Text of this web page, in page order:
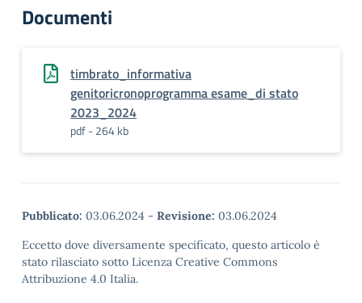
Documenti
timbrato_informativa
genitoricronoprogramma esame_di stato
2023_2024
pdf - 264 kb
Pubblicato: 03.06.2024 - Revisione: 03.06.2024
Eccetto dove diversamente specificato, questo articolo è
stato rilasciato sotto Licenza Creative Commons
Attribuzione 4.0 Italia.